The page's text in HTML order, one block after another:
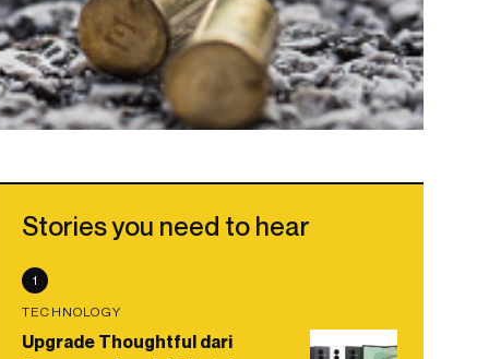
Stories you need to hear
1
TECHNOLOGY
Upgrade Thoughtful dari